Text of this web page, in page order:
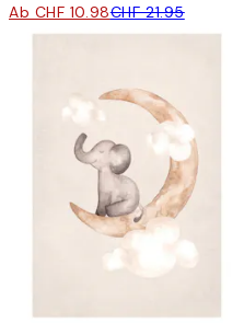
Ab CHF 10.98CHF 21.95